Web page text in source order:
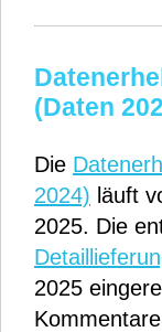
(Daten
Die
2024) läuft
2025. Die
2025